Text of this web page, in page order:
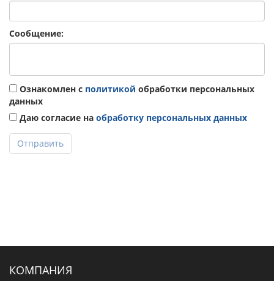
Сообщение:
Ознакомлен с политикой обработки персональных
данных
Даю согласие на обработку персональных данных
Отправить
КОМПАНИЯ